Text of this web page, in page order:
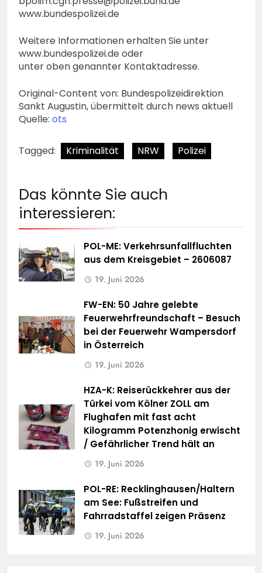
www.bundespolizei.de
Weitere Informationen erhalten Sie unter
www.bundespolizei.de oder
unter oben genannter Kontaktadresse.
Original-Content von: Bundespolizeidirektion
Sankt Augustin, übermittelt durch news aktuell
Quelle: ots
Tagged: Kriminalität NRW Polizei
Das könnte Sie auch
interessieren:
POL-ME: Verkehrsunfallfluchten
aus dem Kreisgebiet – 2606087
19. Juni 2026
FW-EN: 50 Jahre gelebte
Feuerwehrfreundschaft – Besuch
bei der Feuerwehr Wampersdorf
in Österreich
19. Juni 2026
HZA-K: Reiserückkehrer aus der
Türkei vom Kölner ZOLL am
Flughafen mit fast acht
Kilogramm Potenzhonig erwischt
/ Gefährlicher Trend hält an
19. Juni 2026
POL-RE: Recklinghausen/Haltern
am See: Fußstreifen und
Fahrradstaffel zeigen Präsenz
19. Juni 2026